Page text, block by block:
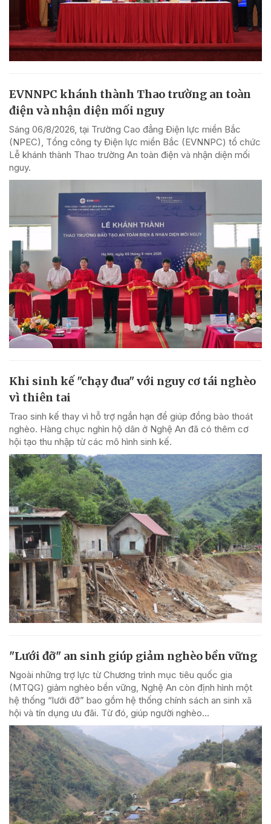
EVNNPC khánh thành Thao trường an toàn
điện và nhận diện mối nguy
Sáng 06/8/2026, tại Trường Cao đẳng Điện lực miền Bắc
(NPEC), Tổng công ty Điện lực miền Bắc (EVNNPC) tổ chức
Lễ khánh thành Thao trường An toàn điện và nhận diện mối
nguy.
Khi sinh kế "chạy đua" với nguy cơ tái nghèo
vì thiên tai
Trao sinh kế thay vì hỗ trợ ngắn hạn để giúp đồng bào thoát
nghèo. Hàng chục nghìn hộ dân ở Nghệ An đã có thêm cơ
hội tạo thu nhập từ các mô hình sinh kế.
"Lưới đỡ" an sinh giúp giảm nghèo bền vững
Ngoài những trợ lực từ Chương trình mục tiêu quốc gia
(MTQG) giảm nghèo bền vững, Nghệ An còn định hình một
hệ thống “lưới đỡ” bao gồm hệ thống chính sách an sinh xã
hội và tín dụng ưu đãi. Từ đó, giúp người nghèo...